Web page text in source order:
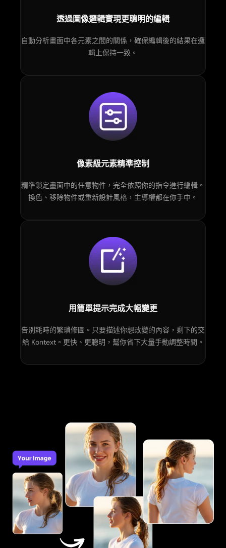
透過圖像邏輯實現更聰明的編輯
自動分析畫面中各元素之間的關係，確保編輯後的結果在邏
輯上保持一致。
像素級元素精準控制
精準鎖定畫面中的任意物件，完全依照你的指令進行編輯。
換色、移除物件或重新設計風格，主導權都在你手中。
用簡單提示完成大幅變更
告別耗時的繁瑣修圖。只要描述你想改變的內容，剩下的交
給 Kontext。更快、更聰明，幫你省下大量手動調整時間。